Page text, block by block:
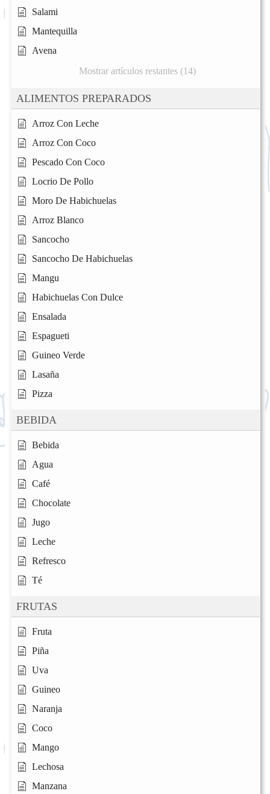
Salami
Mantequilla
Avena
Mostrar artículos restantes (14)
ALIMENTOS PREPARADOS
Arroz Con Leche
Arroz Con Coco
Pescado Con Coco
Locrio De Pollo
Moro De Habichuelas
Arroz Blanco
Sancocho
Sancocho De Habichuelas
Mangu
Habichuelas Con Dulce
Ensalada
Espagueti
Guineo Verde
Lasaña
Pizza
BEBIDA
Bebida
Agua
Café
Chocolate
Jugo
Leche
Refresco
Té
FRUTAS
Fruta
Piña
Uva
Guineo
Naranja
Coco
Mango
Lechosa
Manzana